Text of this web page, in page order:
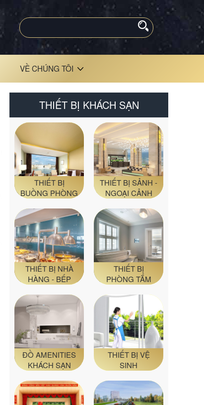
VỀ CHÚNG TÔI
THIẾT BỊ KHÁCH SẠN
THIẾT BỊ
BUỒNG PHÒNG
THIẾT BỊ SẢNH -
NGOẠI CẢNH
THIẾT BỊ NHÀ
HÀNG - BẾP
THIẾT BỊ
PHÒNG TẮM
ĐỒ AMENITIES
KHÁCH SẠN
THIẾT BỊ VỆ
SINH